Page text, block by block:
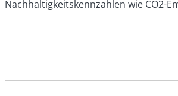
Nachhaltigkeitskennzahlen wie CO2-